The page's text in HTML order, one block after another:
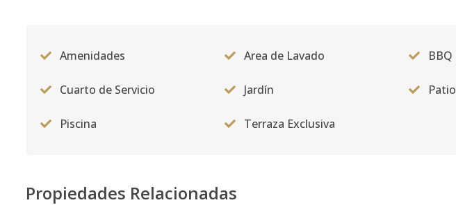
Amenidades Area de Lavado BBQ
Cuarto de Servicio Jardín Patio
Piscina Terraza Exclusiva
Propiedades Relacionadas